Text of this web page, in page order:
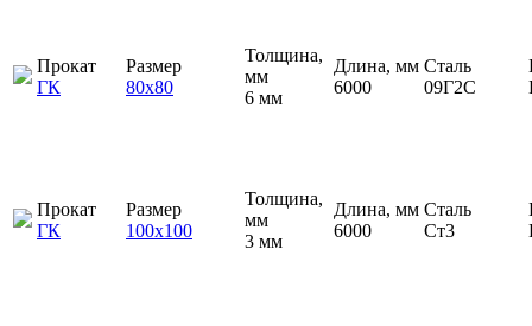
Прокат
ГК
Размер
80х80
Толщина,
мм
6 мм
Длина, мм
6000
Сталь
09Г2С
Прокат
ГК
Размер
100х100
Толщина,
мм
3 мм
Длина, мм
6000
Сталь
Ст3